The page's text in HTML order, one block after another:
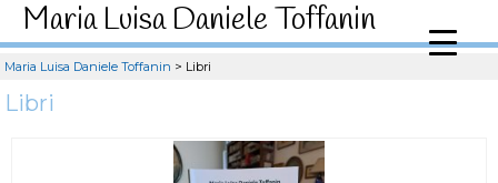
Maria Luisa Daniele Toffanin
Maria Luisa Daniele Toffanin > Libri
Libri